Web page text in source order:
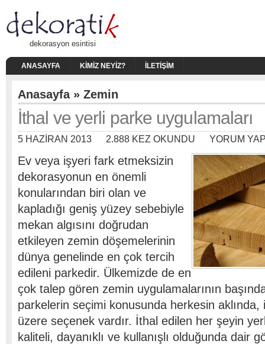
dekorasyon esintisi
ANASAYFA KIMIZ NEYIZ? İLETIŞIM
Anasayfa» Zemin
İthal ve yerli parke uygulamaları
5 HAZIRAN 2013 2.888 KEZ OKUNDU YORUM
Ev veya işyeri fark etmeksizin
dekorasyonun en önemli
konularından biri olan ve
kapladığı geniş yüzey sebebiyle
mekan algısını doğrudan
etkileyen zemin döşemelerinin
dünya genelinde en çok tercih
edileni parkedir. Ülkemizde de en
çok talep gören zemin uygulamalarının
parkelerin seçimi konusunda herkesin
üzere seçenek vardır. İthal edilen her şeyin
kaliteli, dayanıklı ve kullanışlı olduğunda dair